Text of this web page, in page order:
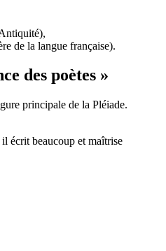
de la langue française).
des poètes »
principale de la Pléiade.
il écrit beaucoup et maîtrise